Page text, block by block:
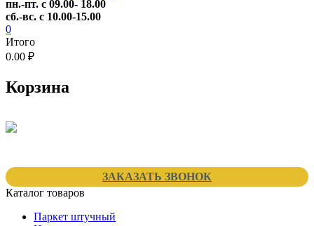
пн.-пт. с 09.00- 18.00
сб.-вс. с 10.00-15.00
0
Итого
0.00 ₽
Корзина
ЗАКАЗАТЬ ЗВОНОК
Каталог товаров
Паркет штучный